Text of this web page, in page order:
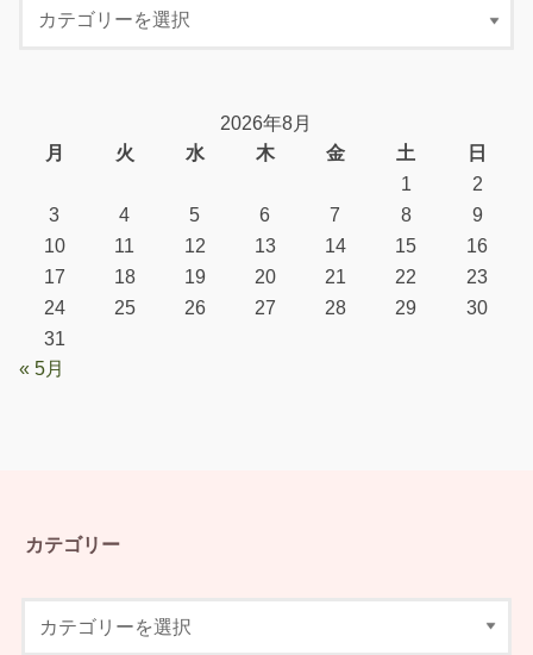
2026年8月
月
火 水 木 金 土
日
1
2
3
4 5 6 7 8
9
10
11 12 13 14 15
16
17
18 19 20 21 22
23
24
25 26 27 28 29
30
31
« 5月
カテゴリー